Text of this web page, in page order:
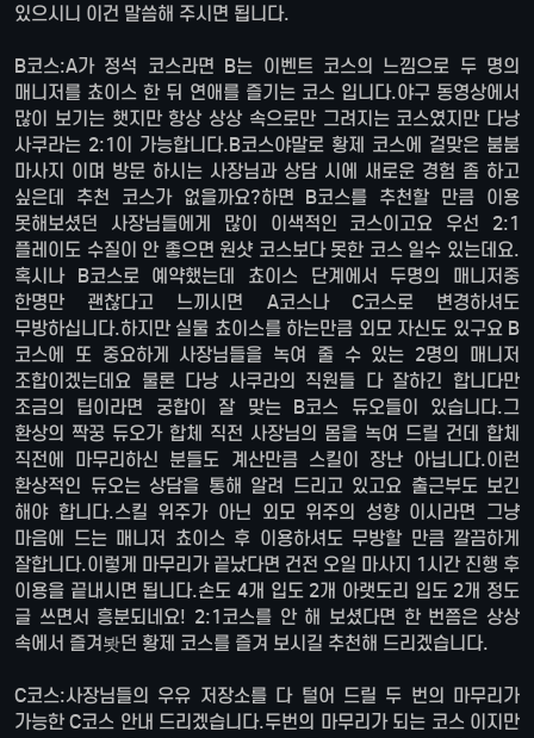
있으시니 이건 말씀해 주시면 됩니다.
B코스:A가 정석 코스라면 B는 이벤트 코스의 느낌으로 두 명의
매니저를 쵸이스 한 뒤 연애를 즐기는 코스 입니다.야구 동영상에서
많이 보기는 햇지만 항상 상상 속으로만 그려지는 코스였지만 다낭
사쿠라는 2:1이 가능합니다.B코스야말로 황제 코스에 걸맞은 붐붐
마사지 이며 방문 하시는 사장님과 상담 시에 새로운 경험 좀 하고
싶은데 추천 코스가 없을까요?하면 B코스를 추천할 만큼 이용
못해보셨던 사장님들에게 많이 이색적인 코스이고요 우선 2:1
플레이도 수질이 안 좋으면 원샷 코스보다 못한 코스 일수 있는데요.
혹시나 B코스로 예약했는데 쵸이스 단계에서 두명의 매니저중
한명만 괜찮다고 느끼시면 A코스나 C코스로 변경하셔도
무방하십니다.하지만 실물 쵸이스를 하는만큼 외모 자신도 있구요 B
코스에 또 중요하게 사장님들을 녹여 줄 수 있는 2명의 매니저
조합이겠는데요 물론 다낭 사쿠라의 직원들 다 잘하긴 합니다만
조금의 팁이라면 궁합이 잘 맞는 B코스 듀오들이 있습니다.그
환상의 짝꿍 듀오가 합체 직전 사장님의 몸을 녹여 드릴 건데 합체
직전에 마무리하신 분들도 계산만큼 스킬이 장난 아닙니다.이런
환상적인 듀오는 상담을 통해 알려 드리고 있고요 출근부도 보긴
해야 합니다.스킬 위주가 아닌 외모 위주의 성향 이시라면 그냥
마음에 드는 매니저 쵸이스 후 이용하셔도 무방할 만큼 깔끔하게
잘합니다.이렇게 마무리가 끝났다면 건전 오일 마사지 1시간 진행 후
이용을 끝내시면 됩니다.손도 4개 입도 2개 아랫도리 입도 2개 정도
글 쓰면서 흥분되네요! 2:1코스를 안 해 보셨다면 한 번쯤은 상상
속에서 즐겨봣던 황제 코스를 즐겨 보시길 추천해 드리겠습니다.
C코스:사장님들의 우유 저장소를 다 털어 드릴 두 번의 마무리가
가능한 C코스 안내 드리겠습니다.두번의 마무리가 되는 코스 이지만